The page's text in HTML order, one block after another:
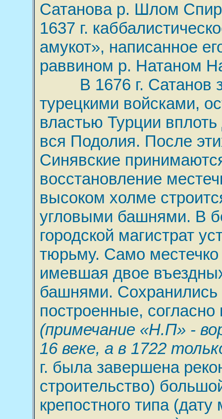
Сатанова р. Шлом
1637 г.
амукот», написанное
раввином р. Натаном
В 1676 г. Сатанов
турецкими войсками,
властью Турции вплоть
вся Подолия. После
Синявские
восстановление
высоком холме
угловыми башнями. В
городской магистрат
тюрьму. Само
имевшая двое
башнями.
построенные,
(примечание «Н.П» -
16 веке, а в 1722
г. была завершена
строительство)
крепостного типа